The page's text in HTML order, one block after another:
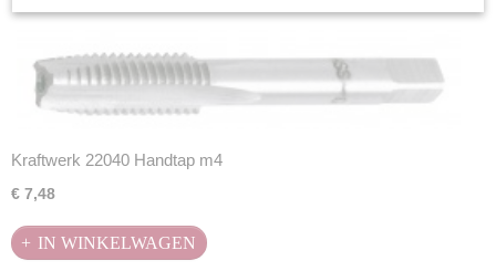
Kraftwerk 22040 Handtap m4
€ 7,48
IN WINKELWAGEN